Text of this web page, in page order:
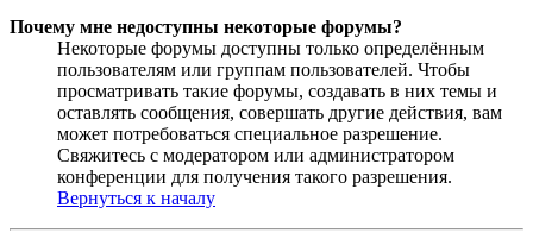
Почему мне недоступны некоторые форумы?
Некоторые форумы доступны только определённым
пользователям или группам пользователей. Чтобы
просматривать такие форумы, создавать в них темы и
оставлять сообщения, совершать другие действия, вам
может потребоваться специальное разрешение.
Свяжитесь с модератором или администратором
конференции для получения такого разрешения.
Вернуться к началу